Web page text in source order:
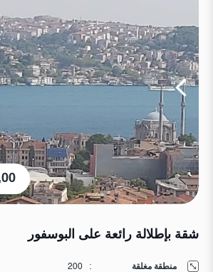
€
شقة بإطلالة رائعة على البوسفور
منطقة مغلقة :
200